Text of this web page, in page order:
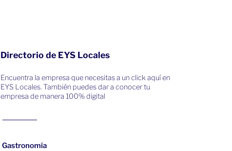
Directorio de EYS Locales
Encuentra la empresa que necesitas a un click aquí en
EYS Locales. También puedes dar a conocer tu
empresa de manera 100% digital
Gastronomía